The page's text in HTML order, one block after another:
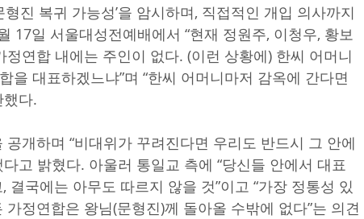
진 복귀 가능성’을 암시하며, 직접적인 개입 의사까지
17일 서울대성전예배에서 “현재 정원주, 이청우, 황보
연합 내에는 주인이 없다. (이런 상황에) 한씨 어머니
을 대표하겠느냐”며 “한씨 어머니마저 감옥에 간다면
다.
개하며 “비대위가 꾸려진다면 우리도 반드시 그 안에
고 밝혔다. 아울러 통일교 측에 “당신들 안에서 대표
국에는 아무도 따르지 않을 것”이고 “가장 정통성 있
정연합은 왕님(문형진)께 돌아올 수밖에 없다”는 의견